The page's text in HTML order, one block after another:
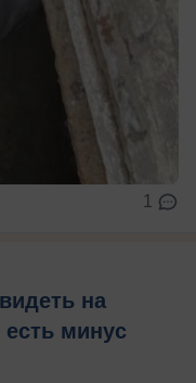
1
на
есть минус